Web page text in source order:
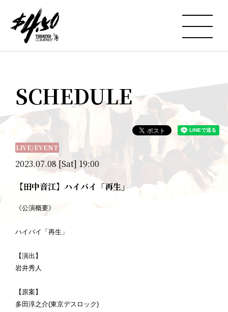
SCHEDULE
2023.07.08 [Sat] 19:00
LIVE/EVENT
【田中音江】ハイバイ「再生」
《公演概要》
ハイバイ「再生」
【演出】
岩井秀人
【原案】
多田淳之介(東京デスロック)